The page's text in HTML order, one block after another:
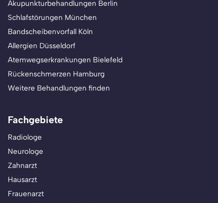
Akupunkturbehandlungen Berlin
Schlafstörungen München
Bandscheibenvorfall Köln
Allergien Düsseldorf
Atemwegserkrankungen Bielefeld
Rückenschmerzen Hamburg
Weitere Behandlungen finden
Fachgebiete
Radiologe
Neurologe
Zahnarzt
Hausarzt
Frauenarzt